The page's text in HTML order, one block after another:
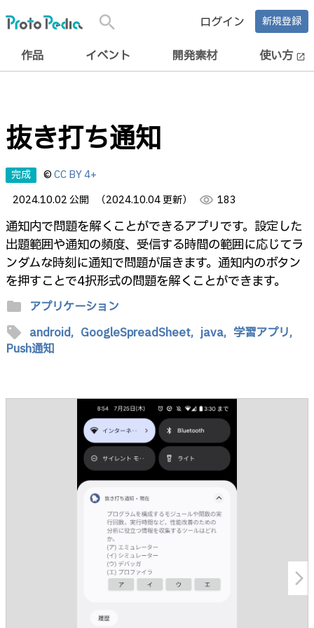
search ログイン 新規登録
作品 イベント 開発素材 使い方 open_in_new
抜き打ち通知
完成 ©CC BY 4+
2024.10.02 公開
（2024.10.04 更新） visibility 183
通知内で問題を解くことができるアプリです。設定した
出題範囲や通知の頻度、受信する時間の範囲に応じてラ
ンダムな時刻に通知で問題が届きます。通知内のボタン
を押すことで4択形式の問題を解くことができます。
folder アプリケーション
sell android, GoogleSpreadSheet, java, 学習アプリ,
Push通知
arrow_forward_ios